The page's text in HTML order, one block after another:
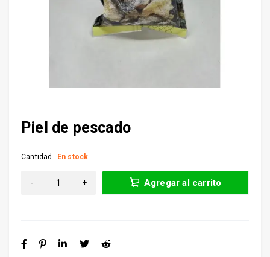
Piel de pescado
Cantidad En stock
Agregar al carrito